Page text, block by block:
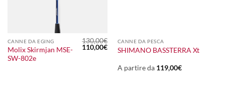
CANNE DA EGING
Molix Skirmjan MSE-
SW-802e
130,00€
Il
prezzo
110,00€Il
prezzo
110,00€.
CANNE DA PESCA
SHIMANO BASSTERRA Xt
A partire da 119,00€